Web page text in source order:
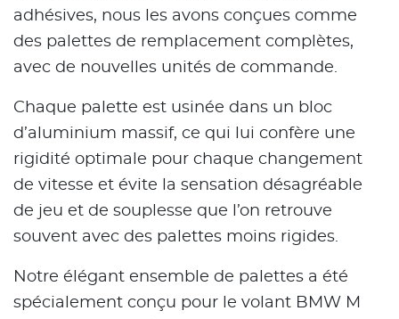
adhésives, nous les avons conçues comme
des palettes de remplacement complètes,
avec de nouvelles unités de commande.
Chaque palette est usinée dans un bloc
d’aluminium massif, ce qui lui confère une
rigidité optimale pour chaque changement
de vitesse et évite la sensation désagréable
de jeu et de souplesse que l’on retrouve
souvent avec des palettes moins rigides.
Notre élégant ensemble de palettes a été
spécialement conçu pour le volant BMW M